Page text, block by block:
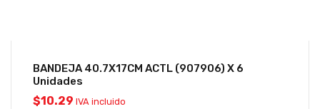
BANDEJA 40.7X17CM ACTL (907906) X 6
Unidades
$10.29 IVA incluido